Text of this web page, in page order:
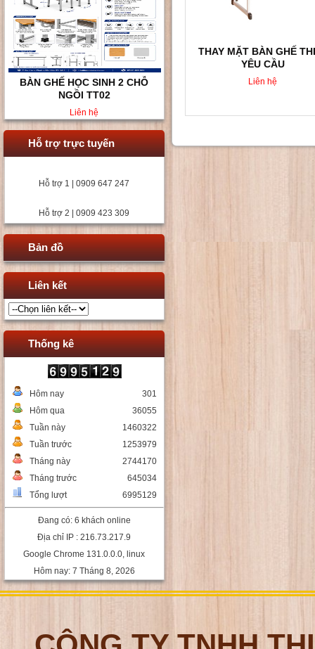
BÀN GHẾ HỌC SINH 2 CHỖ
NGỒI TT02
Liên hệ
Hỗ trợ trực tuyến
Hỗ trợ 1 | 0909 647 247
Hỗ trợ 2 | 0909 423 309
Bản đồ
Liên kết
Thống kê
Hôm nay
301
Hôm qua
36055
Tuần này
1460322
Tuần trước
1253979
Tháng này
2744170
Tháng trước
645034
Tổng lượt
6995129
Đang có: 6 khách online
Địa chỉ IP : 216.73.217.9
Google Chrome 131.0.0.0, linux
Hôm nay: 7 Tháng 8, 2026
THAY MẶT BÀN GHẾ
YÊU CẦU
Liên hệ